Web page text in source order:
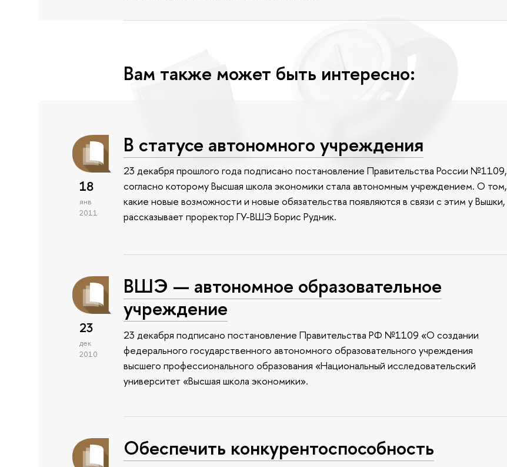
Вам также может быть интересно:
18
янв
2011
В статусе автономного учреждения
23 декабря прошлого года подписано постановление Правительства России №1109,
согласно которому Высшая школа экономики стала автономным учреждением. О том,
какие новые возможности и новые обязательства появляются в связи с этим у Вышки,
рассказывает проректор ГУ-ВШЭ Борис Рудник.
23
дек
2010
ВШЭ — автономное образовательное
учреждение
23 декабря подписано постановление Правительства РФ №1109 «О создании
федерального государственного автономного образовательного учреждения
высшего профессионального образования «Национальный исследовательский
университет «Высшая школа экономики».
Обеспечить конкурентоспособность